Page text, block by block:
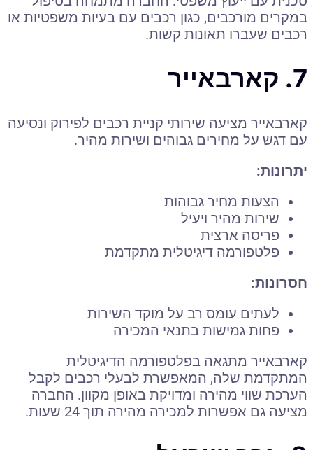
במקרים מורכבים, כגון רכבים עם בעיות משפטיות או
רכבים שעברו תאונות קשות.
7. קארבאייר
קארבאייר מציעה שירותי קניית רכבים לפירוק ונסיעה
עם דגש על מחירים גבוהים ושירות מהיר.
יתרונות:
הצעות מחיר גבוהות
שירות מהיר ויעיל
פריסה ארצית
פלטפורמה דיגיטלית מתקדמת
חסרונות:
לעתים עומס רב על מוקד השירות
פחות גמישות בתנאי המכירה
קארבאייר מתגאה בפלטפורמה הדיגיטלית
המתקדמת שלה, המאפשרת לבעלי רכבים לקבל
הערכת שווי מהירה ומדויקת באופן מקוון. החברה
מציעה גם אפשרות למכירה מהירה תוך 24 שעות.